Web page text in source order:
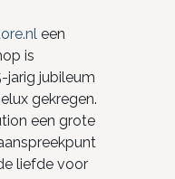
een
is
jarig jubileum
gekregen.
een grote
liefde voor